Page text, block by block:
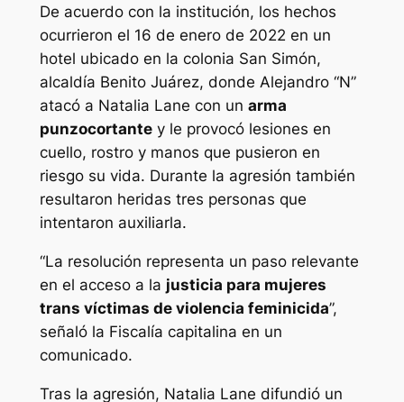
De acuerdo con la institución, los hechos
ocurrieron el 16 de enero de 2022 en un
hotel ubicado en la colonia San Simón,
alcaldía Benito Juárez, donde Alejandro “N”
atacó a Natalia Lane con un arma
punzocortantey le provocó lesiones en
cuello, rostro y manos que pusieron en
riesgo su vida. Durante la agresión también
resultaron heridas tres personas que
intentaron auxiliarla.
“La resolución representa un paso relevante
en el acceso a la justicia para mujeres
trans víctimas de violencia feminicida”,
señaló la Fiscalía capitalina en un
comunicado.
Tras la agresión, Natalia Lane difundió un